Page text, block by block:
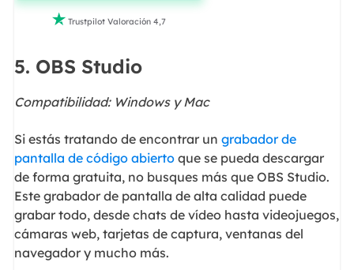
 Trustpilot Valoración 4,7
5. OBS Studio
Compatibilidad: Windows y Mac
Si estás tratando de encontrar un grabador de
pantalla de código abiertoque se pueda descargar
de forma gratuita, no busques más que OBS Studio.
Este grabador de pantalla de alta calidad puede
grabar todo, desde chats de vídeo hasta videojuegos,
cámaras web, tarjetas de captura, ventanas del
navegador y mucho más.